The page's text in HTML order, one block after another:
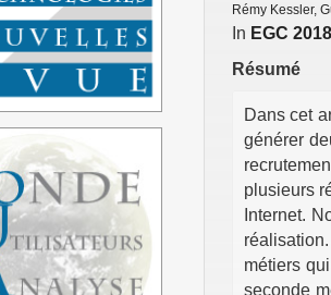
Rémy Kessler,
In EGC 2018
Résumé
Dans cet
générer
plusieurs
Internet.
métiers
seconde